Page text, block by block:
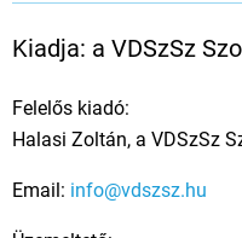
Kiadja: a VDSzSz
Felelős kiadó:
Halasi Zoltán, a VDSzSz
Email: info@vdszsz.hu